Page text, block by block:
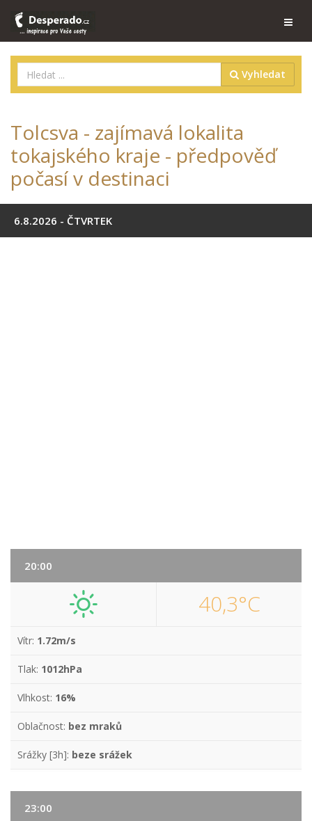
Vyhledat
Tolcsva - zajímavá lokalita
tokajského kraje - předpověď
počasí v destinaci
6.8.2026 - ČTVRTEK
20:00
40,3°C
Vítr: 1.72m/s
Tlak: 1012hPa
Vlhkost: 16%
Oblačnost: bez mraků
Srážky [3h]: beze srážek
23:00